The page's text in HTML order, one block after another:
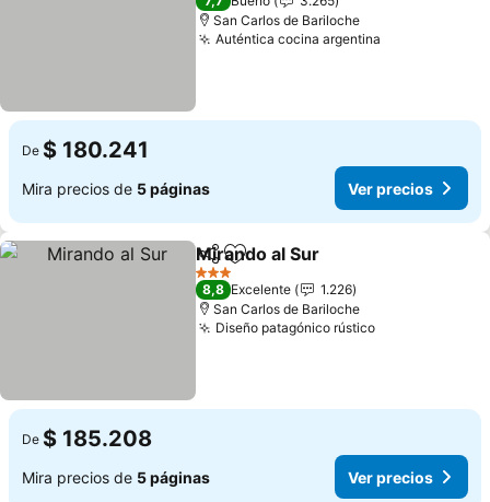
San Carlos de Bariloche
Auténtica cocina argentina
De $ 180.241
Mira precios de 5 páginas Ver precios
CompartirAgregar a favoritos
Mirando al Sur
3 Estrellas
8,8 Excelente
1.226
San Carlos de Bariloche
Diseño patagónico rústico
De $ 185.208
Mira precios de 5 páginas Ver precios